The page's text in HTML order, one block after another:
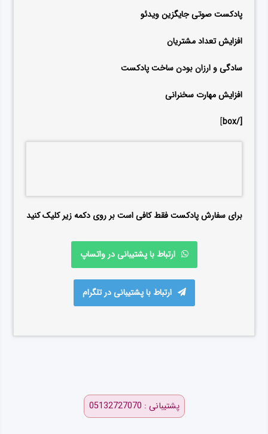
پادکست صوتی جایگزین ویدئو
افزایش تعداد مشتریان
سادگی و ارزان بودن ساخت پادکست
افزایش مهارت سخنرانی
[/box
]
برای سفارش پادکست فقط کافی است بر روی دکمه زیر کلیک کنید
ارتباط با پشتیبانی در واتساپ
ارتباط با پشتیبانی در تلگرام
پشتیبانی : 05132727070